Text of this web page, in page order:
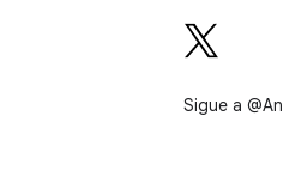
Sigue a